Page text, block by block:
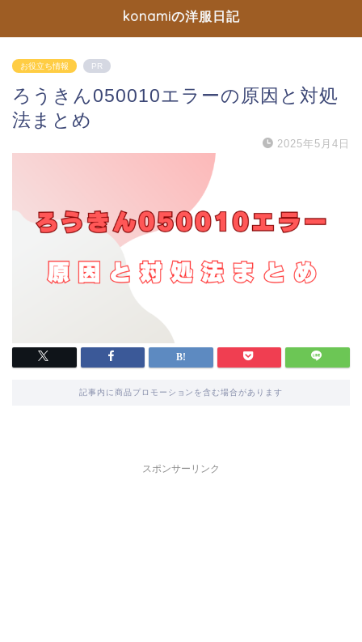
konamiの洋服日記
お役立ち情報 PR
ろうきん050010エラーの原因と対処
法まとめ
2025年5月4日
記事内に商品プロモーションを含む場合があります
スポンサーリンク